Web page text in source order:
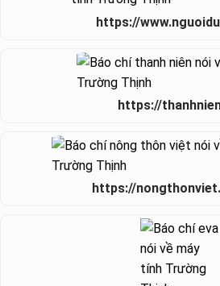
https://
https://
https://